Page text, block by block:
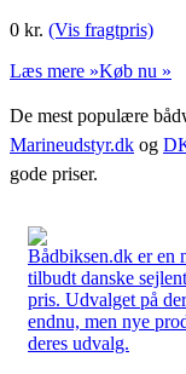
0 kr. (Vis fragtpris)
Læs mere »Køb nu »
De mest populære
Marineudstyr.dk og
gode priser.
Bådbiksen.dk er en
tilbudt danske
pris. Udvalget på
endnu, men nye
deres udvalg.